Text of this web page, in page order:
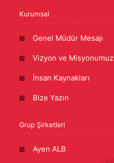
Kurumsal
Genel Müdür Mesajı
Vizyon ve Misyonumuz
İnsan Kaynakları
Bize Yazın
Grup Şirketleri
Ayen ALB